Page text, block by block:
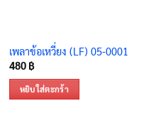
เพลาข้อเหวี่ยง (LF) 05-0001
480 ฿
หยิบใส่ตะกร้า